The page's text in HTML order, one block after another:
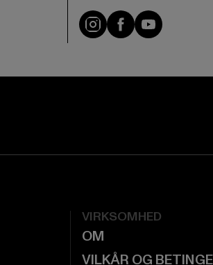
Visit our Instagram
Visit ourVisit our
VIRKSOMHED
OM
VILKÅR OG